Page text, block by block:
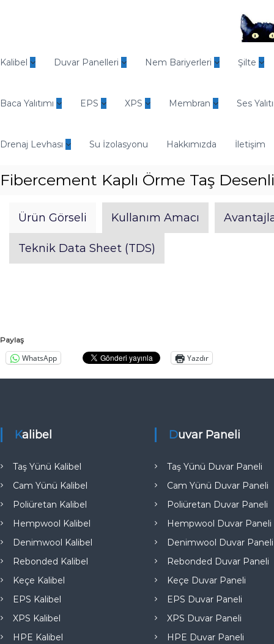
e
d
E
ü
t
ı
m
T
ü
k
e
Kalibel Duvar Panelleri Nem Bariyerleri Şilte
Baca Yalıtımı EPS XPS Membran Ses
Drenaj Levhası Su İzolasyonu Hakkımızda İletişim
Fibercement Kaplı Örme Taş
Ürün Görseli Kullanım Amacı
Teknik Data Sheet (TDS)
Paylaş
WhatsApp Yazdır
Kalibel
Taş Yünü Kalibel
Cam Yünü Kalibel
Poliüretan Kalibel
Hempwool Kalibel
Denimwool Kalibel
Rebonded Kalibel
Keçe Kalibel
EPS Kalibel
XPS Kalibel
HPE Kalibel
Duvar Paneli
Taş Yünü Duvar Paneli
Cam Yünü Duvar Paneli
Poliüretan Duvar Paneli
Hempwool Duvar Paneli
Denimwool Duvar Paneli
Rebonded Duvar Paneli
Keçe Duvar Paneli
EPS Duvar Paneli
XPS Duvar Paneli
HPE Duvar Paneli